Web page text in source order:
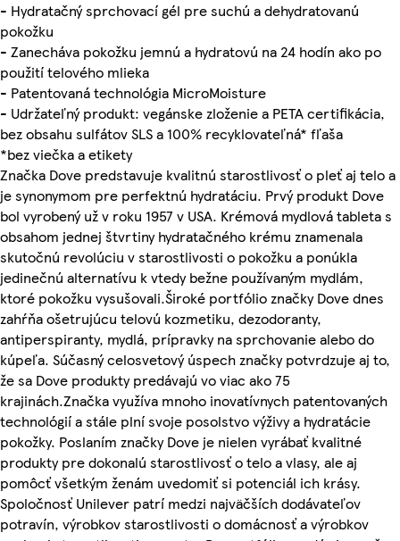
- Hydratačný sprchovací gél pre suchú a dehydratovanú
pokožku
- Zanecháva pokožku jemnú a hydratovú na 24 hodín ako po
použití telového mlieka
- Patentovaná technológia MicroMoisture
- Udržateľný produkt: vegánske zloženie a PETA certifikácia,
bez obsahu sulfátov SLS a 100% recyklovateľná* fľaša
*bez viečka a etikety
Značka Dove predstavuje kvalitnú starostlivosť o pleť aj telo a
je synonymom pre perfektnú hydratáciu. Prvý produkt Dove
bol vyrobený už v roku 1957 v USA. Krémová mydlová tableta s
obsahom jednej štvrtiny hydratačného krému znamenala
skutočnú revolúciu v starostlivosti o pokožku a ponúkla
jedinečnú alternatívu k vtedy bežne používaným mydlám,
ktoré pokožku vysušovali.Široké portfólio značky Dove dnes
zahŕňa ošetrujúcu telovú kozmetiku, dezodoranty,
antiperspiranty, mydlá, prípravky na sprchovanie alebo do
kúpeľa. Súčasný celosvetový úspech značky potvrdzuje aj to,
že sa Dove produkty predávajú vo viac ako 75
krajinách.Značka využíva mnoho inovatívnych patentovaných
technológií a stále plní svoje posolstvo výživy a hydratácie
pokožky. Poslaním značky Dove je nielen vyrábať kvalitné
produkty pre dokonalú starostlivosť o telo a vlasy, ale aj
pomôcť všetkým ženám uvedomiť si potenciál ich krásy.
Spoločnosť Unilever patrí medzi najväčších dodávateľov
potravín, výrobkov starostlivosti o domácnosť a výrobkov